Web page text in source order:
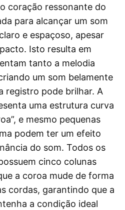
coração ressonante do
para alcançar um som
e espaçoso, apesar
Isto resulta em
tanto a melodia
um som belamente
registro pode brilhar. A
uma estrutura curva
e mesmo pequenas
podem ter um efeito
do som. Todos os
cinco colunas
a coroa mude de forma
cordas, garantindo que a
a condição ideal